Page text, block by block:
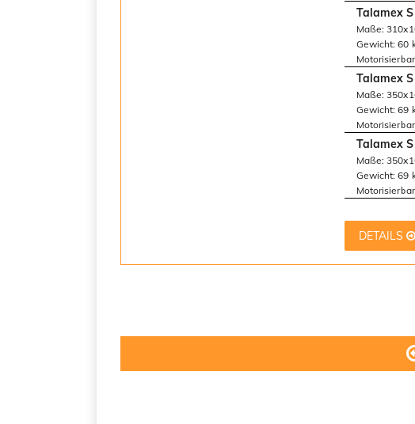
Talamex
Maße:
Gewicht: 60
Talamex
Maße:
Gewicht: 69
Talamex
Maße:
Gewicht: 69
DETAILS